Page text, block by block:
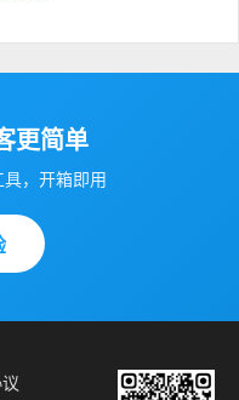
更简单
，开箱即用